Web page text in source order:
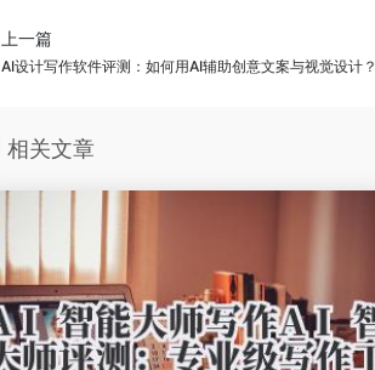
上一篇
AI设计写作软件评测：如何用AI辅助创意文案与视觉设计？
相关文章